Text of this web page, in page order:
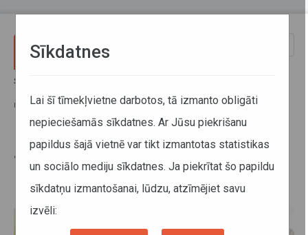
Sākums
maršrutu
Jaunā gada brīvdienās gaidāmas
izmaiņas aptuveni 200 reģionālo
maršrutu
Sīkdatnes
Lai šī tīmekļvietne darbotos, tā izmanto obligāti
nepieciešamās sīkdatnes. Ar Jūsu piekrišanu
papildus šajā vietnē var tikt izmantotas statistikas
un sociālo mediju sīkdatnes. Ja piekrītat šo papildu
sīkdatņu izmantošanai, lūdzu, atzīmējiet savu
izvēli: